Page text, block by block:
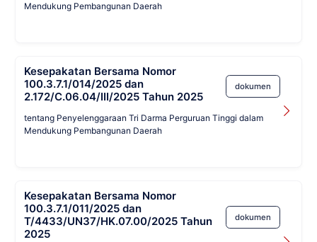
Mendukung Pembangunan Daerah
Kesepakatan Bersama Nomor
100.3.7.1/014/2025 dan
2.172/C.06.04/III/2025 Tahun 2025
dokumen
tentang Penyelenggaraan Tri Darma Perguruan Tinggi dalam
Mendukung Pembangunan Daerah
Kesepakatan Bersama Nomor
100.3.7.1/011/2025 dan
T/4433/UN37/HK.07.00/2025 Tahun
2025
dokumen